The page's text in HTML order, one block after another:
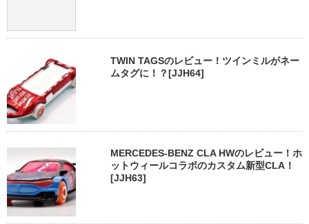
TWIN TAGSのレビュー！ツインミルがネー
ムタグに！？[JJH64]
MERCEDES-BENZ CLA HWのレビュー！ホ
ットウィールコラボのカスタム新型CLA！
[JJH63]